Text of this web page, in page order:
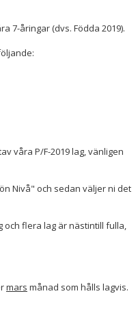
7-åringar (dvs. Födda 2019).
våra P/F-2019 lag, vänligen
Nivå" och sedan väljer ni det
flera lag är nästintill fulla,
mars månad som hålls lagvis.